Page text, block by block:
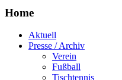
Home
Aktuell
Presse / Archiv
Verein
Fußball
Tischtennis